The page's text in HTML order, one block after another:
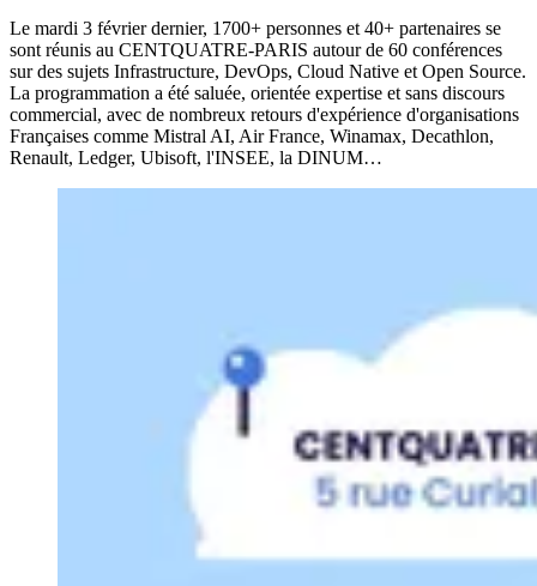
Le mardi 3 février dernier, 1700+ personnes et 40+ partenaires se
sont réunis au CENTQUATRE-PARIS autour de 60 conférences
sur des sujets Infrastructure, DevOps, Cloud Native et Open Source.
La programmation a été saluée, orientée expertise et sans discours
commercial, avec de nombreux retours d'expérience d'organisations
Françaises comme Mistral AI, Air France, Winamax, Decathlon,
Renault, Ledger, Ubisoft, l'INSEE, la DINUM…